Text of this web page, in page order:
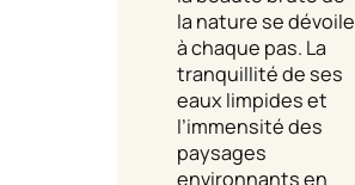
la nature se dévoile
à chaque pas. La
tranquillité de ses
eaux limpides et
l’immensité des
paysages
environnants en